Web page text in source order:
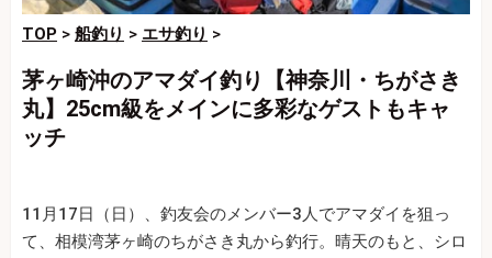
TOP > 船釣り > エサ釣り >
茅ヶ崎沖のアマダイ釣り【神奈川・ちがさき
丸】25cm級をメインに多彩なゲストもキャ
ッチ
11月17日（日）、釣友会のメンバー3人でアマダイを狙っ
て、相模湾茅ヶ崎のちがさき丸から釣行。晴天のもと、シロ